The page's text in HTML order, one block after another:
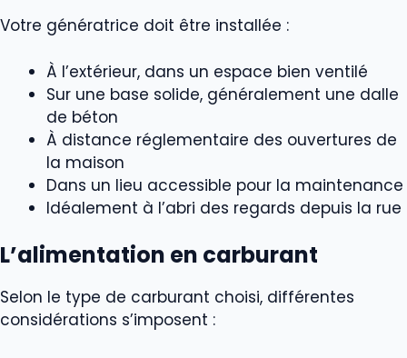
Votre génératrice doit être installée :
À l’extérieur, dans un espace bien ventilé
Sur une base solide, généralement une dalle
de béton
À distance réglementaire des ouvertures de
la maison
Dans un lieu accessible pour la maintenance
Idéalement à l’abri des regards depuis la rue
L’alimentation en carburant
Selon le type de carburant choisi, différentes
considérations s’imposent :